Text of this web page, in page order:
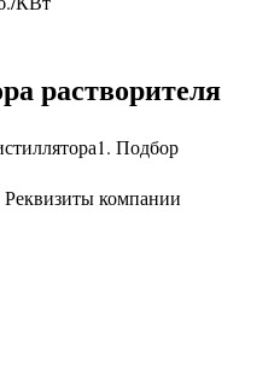
растворителя
1. Подбор
Реквизиты компании